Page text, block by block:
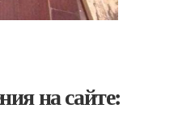
на сайте: